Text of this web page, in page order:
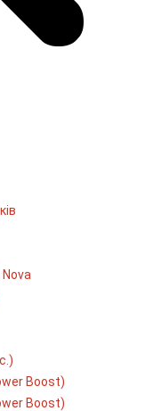
Boost)
Boost)